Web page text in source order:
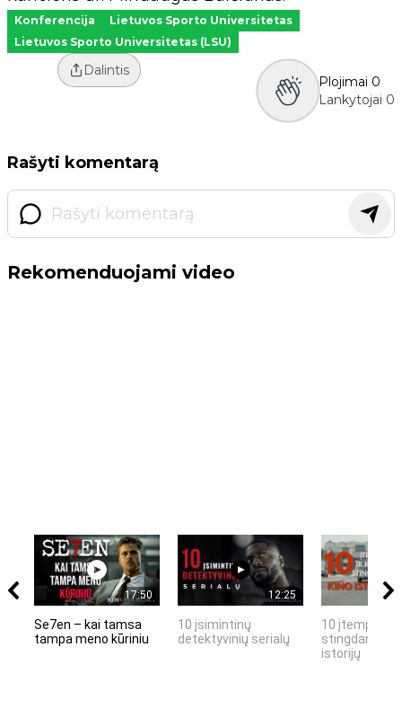
Konferencija
Lietuvos Sporto Universitetas
Lietuvos Sporto Universitetas (LSU)
Dalintis
Plojimai 0
Lankytojai 0
Rašyti komentarą
Rekomenduojami video
17:50
Se7en – kai tamsa
tampa meno kūriniu
12:25
10 įsimintinų
detektyvinių serialų
10 įtemptų,
stingdančių
istorijų